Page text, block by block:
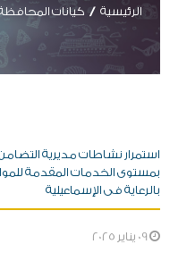
الرئيسية كيانات
استمرار نشاطات مديرية التضامن
بمستوى الخدمات المقدمة
بالرعاية فى الإسماعيلية